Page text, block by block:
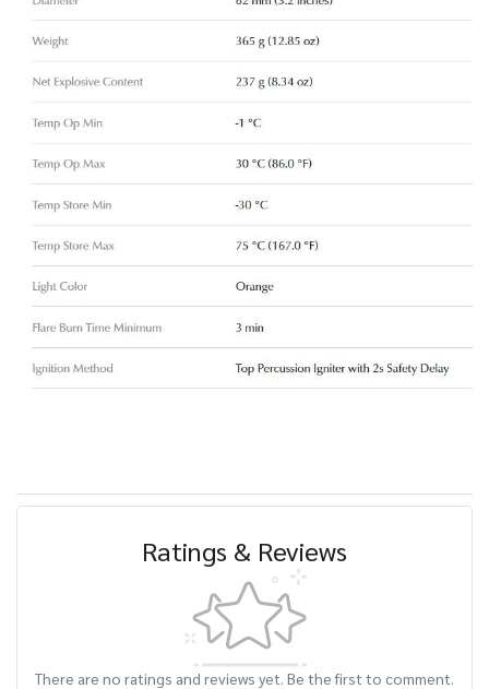
Ratings & Reviews
There are no ratings and reviews yet. Be the first to comment.